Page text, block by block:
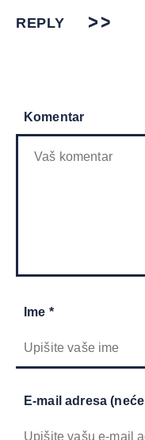
REPLY
Komentar
Ime *
E-mail adresa